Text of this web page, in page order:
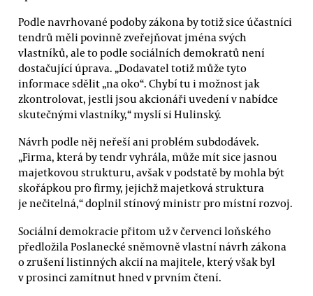
Podle navrhované podoby zákona by totiž sice účastníci
tendrů měli povinně zveřejňovat jména svých
vlastníků, ale to podle sociálních demokratů není
dostačující úprava. „Dodavatel totiž může tyto
informace sdělit „na oko“. Chybí tu i možnost jak
zkontrolovat, jestli jsou akcionáři uvedení v nabídce
skutečnými vlastníky,“ myslí si Hulinský.
Návrh podle něj neřeší ani problém subdodávek.
„Firma, která by tendr vyhrála, může mít sice jasnou
majetkovou strukturu, avšak v podstatě by mohla být
skořápkou pro firmy, jejichž majetková struktura
je nečitelná,“ doplnil stínový ministr pro místní rozvoj.
Sociální demokracie přitom už v červenci loňského
předložila Poslanecké sněmovně vlastní návrh zákona
o zrušení listinných akcií na majitele, který však byl
v prosinci zamítnut hned v prvním čtení.